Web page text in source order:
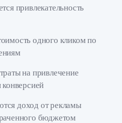
привлекательность
одного кликом по
на привлечение
конверсией
доход от рекламы
бюджетом